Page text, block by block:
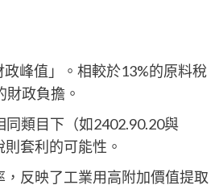
峰值」。相較於13%的原料稅
政負擔。
類目下（如2402.90.20與
套利的可能性。
，反映了工業用高附加價值提取